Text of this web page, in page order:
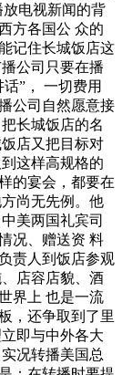
电视新闻的背
方各国公 众的
记住长城饭店这
公司只要在播
”， 一切费用
公司自然愿意接
长城饭店的名
店又把目标对
这样高规格的
的宴会，都要在
尚无先例。他
美两国礼宾司
况、赠送资 料
责人到饭店参观
店容店貌、酒
界上 也是一流
，还争取到了里
即与中外各大
况转播美国总